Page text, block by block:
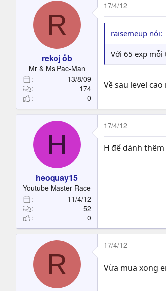
R
rekoj ốb
Mr & Ms Pac-Man
13/8/09
174
0
17/4/12
raisemeup nói:
Với 65 exp mỗi
Về sau level
H
heoquay15
Youtube Master Race
11/4/12
52
0
17/4/12
H để dành
R
17/4/12
Vừa mua xong